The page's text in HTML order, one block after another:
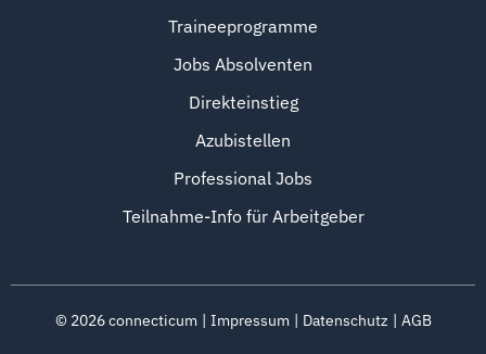
Traineeprogramme
Jobs Absolventen
Direkteinstieg
Azubistellen
Professional Jobs
Teilnahme-Info für Arbeitgeber
© 2026connecticum Impressum Datenschutz AGB